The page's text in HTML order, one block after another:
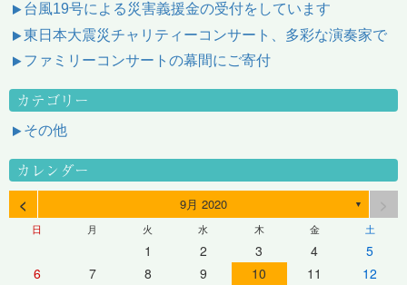
台風19号による災害義援金の受付をしています
東日本大震災チャリティーコンサート、多彩な演奏家で
ファミリーコンサートの幕間にご寄付
カテゴリー
その他
カレンダー
< 9月 2020 ▼
日 月 火 水 木 金 土
1 2 3 4
5
6
7 8 9 10 11
12